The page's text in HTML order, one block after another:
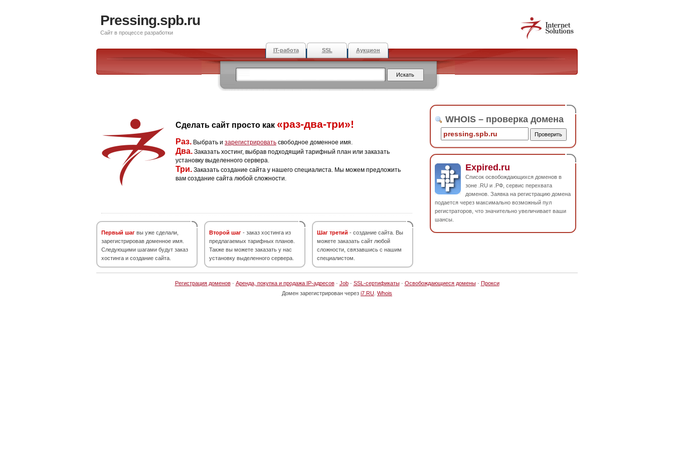
Pressing.spb.ru
Сайт в процессе разработки
IT-работа SSL Аукцион
Сделать сайт просто как «раз-два-три»!
Раз. Выбрать и зарегистрировать свободное доменное имя.
Два. Заказать хостинг, выбрав подходящий тарифный план или заказать
установку выделенного сервера.
Три. Заказать создание сайта у нашего специалиста. Мы можем предложить
вам создание сайта любой сложности.
Первый шаг вы уже сделали,
зарегистрировав доменное имя.
Следующими шагами будут заказ
хостинга и создание сайта.
Второй шаг - заказ хостинга из
предлагаемых тарифных планов.
Также вы можете заказать у нас
установку выделенного сервера.
Шаг третий - создание сайта. Вы
можете заказать сайт любой
сложности, связавшись с нашим
специалистом.
WHOIS – проверка домена
Expired.ru
Список освобождающихся доменов в
зоне .RU и .РФ, сервис перехвата
доменов. Заявка на регистрацию домена
подается через максимально возможный пул
регистраторов, что значительно увеличивает ваши
шансы.
Регистрация доменов· Аренда, покупка и продажа IP-адресов· Job· SSL-сертификаты· Освобождающиеся домены· Прокси
Домен зарегистрирован через i7.RU Whois